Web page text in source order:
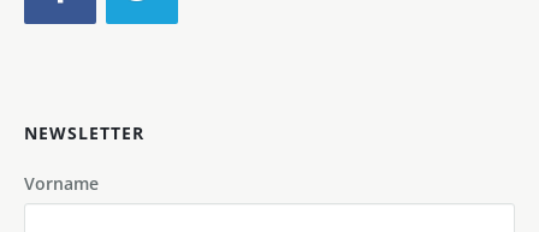
NEWSLETTER
Vorname